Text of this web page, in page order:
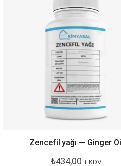
Zencefil yağı — Ginger Oil
₺434,00 + KDV